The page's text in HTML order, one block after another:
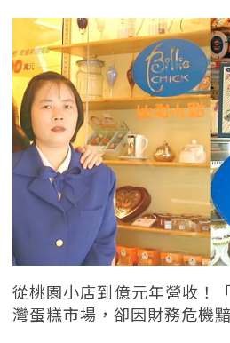
從桃園小店到億元年營收！
灣蛋糕市場，卻因財務危機